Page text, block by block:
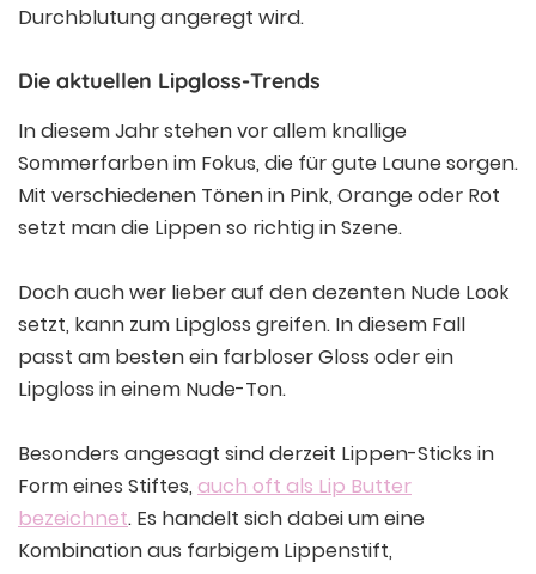
Durchblutung angeregt wird.
Die aktuellen Lipgloss-Trends
In diesem Jahr stehen vor allem knallige
Sommerfarben im Fokus, die für gute Laune sorgen.
Mit verschiedenen Tönen in Pink, Orange oder Rot
setzt man die Lippen so richtig in Szene.
Doch auch wer lieber auf den dezenten Nude Look
setzt, kann zum Lipgloss greifen. In diesem Fall
passt am besten ein farbloser Gloss oder ein
Lipgloss in einem Nude-Ton.
Besonders angesagt sind derzeit Lippen-Sticks in
Form eines Stiftes,auch oft als Lip Butter
bezeichnet. Es handelt sich dabei um eine
Kombination aus farbigem Lippenstift,